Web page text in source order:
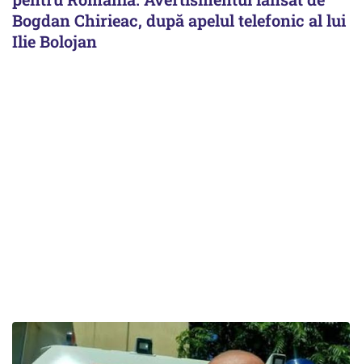
Bogdan Chirieac, după apelul telefonic al lui
Ilie Bolojan